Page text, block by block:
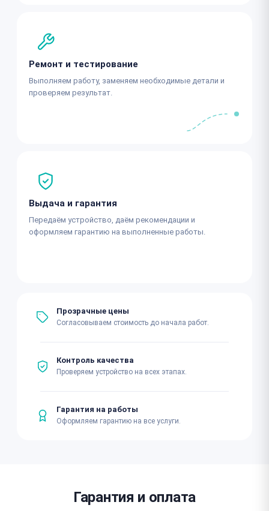
Ремонт и тестирование
Выполняем работу, заменяем необходимые детали и
проверяем результат.
Выдача и гарантия
Передаём устройство, даём рекомендации и
оформляем гарантию на выполненные работы.
Прозрачные цены
Согласовываем стоимость до начала работ.
Контроль качества
Проверяем устройство на всех этапах.
Гарантия на работы
Оформляем гарантию на все услуги.
Гарантия и оплата